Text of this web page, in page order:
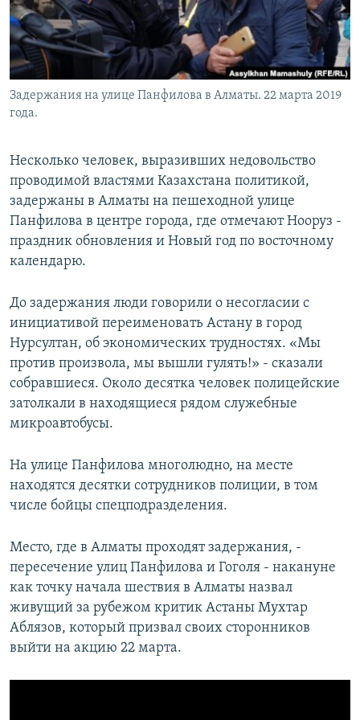
Задержания на улице Панфилова в Алматы. 22 марта 2019
года.
Несколько человек, выразивших недовольство
проводимой властями Казахстана политикой,
задержаны в Алматы на пешеходной улице
Панфилова в центре города, где отмечают Нооруз -
праздник обновления и Новый год по восточному
календарю.
До задержания люди говорили о несогласии с
инициативой переименовать Астану в город
Нурсултан, об экономических трудностях. «Мы
против произвола, мы вышли гулять!» - сказали
собравшиеся. Около десятка человек полицейские
затолкали в находящиеся рядом служебные
микроавтобусы.
На улице Панфилова многолюдно, на месте
находятся десятки сотрудников полиции, в том
числе бойцы спецподразделения.
Место, где в Алматы проходят задержания, -
пересечение улиц Панфилова и Гоголя - накануне
как точку начала шествия в Алматы назвал
живущий за рубежом критик Астаны Мухтар
Аблязов, который призвал своих сторонников
выйти на акцию 22 марта.